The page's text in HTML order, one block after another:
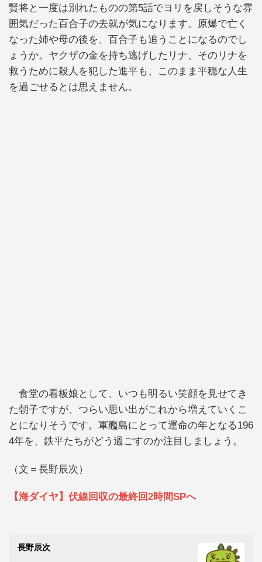
賢将と一度は別れたものの第5話でヨリを戻しそうな雰
囲気だった百合子の去就が気になります。原爆で亡く
なった姉や母の後を、百合子も追うことになるのでし
ょうか。ヤクザの金を持ち逃げしたリナ、そのリナを
救うために殺人を犯した進平も、このまま平穏な人生
を過ごせるとは思えません。
食堂の看板娘として、いつも明るい笑顔を見せてき
た朝子ですが、つらい思い出がこれから増えていくこ
とになりそうです。軍艦島にとって運命の年となる196
4年を、鉄平たちがどう過ごすのか注目しましょう。
（文＝長野辰次）
【海ダイヤ】伏線回収の最終回2時間SPへ
長野辰次